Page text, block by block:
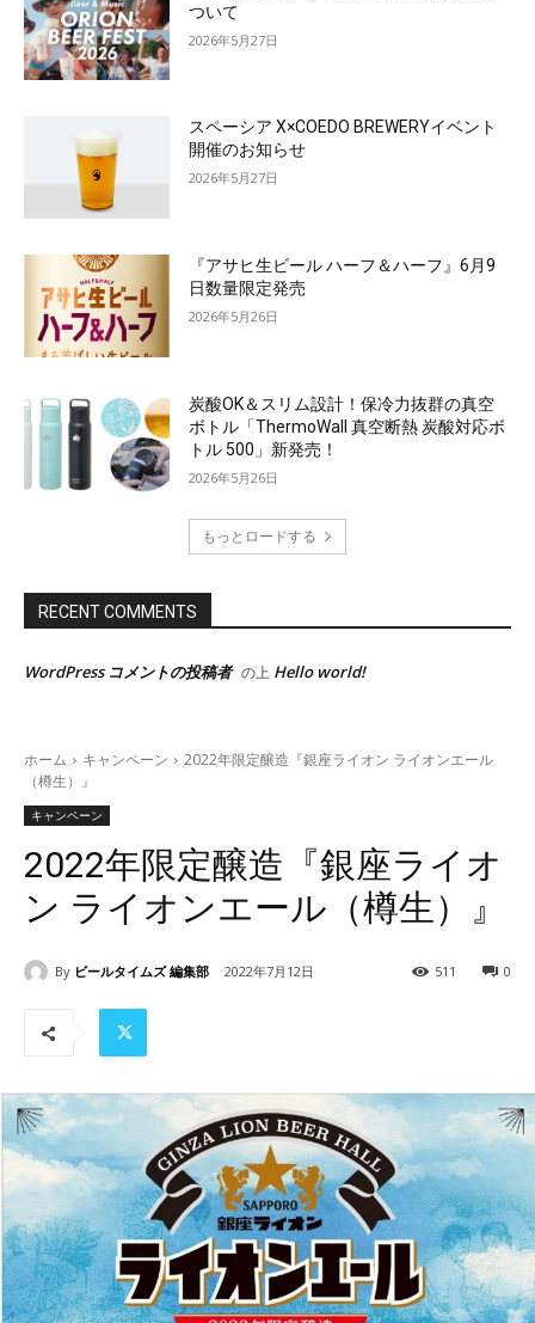
ついて
2026年5月27日
スペーシア X×COEDO BREWERYイベント
開催のお知らせ
2026年5月27日
『アサヒ生ビール ハーフ＆ハーフ』6月9
日数量限定発売
2026年5月26日
炭酸OK＆スリム設計！保冷力抜群の真空
ボトル「ThermoWall 真空断熱 炭酸対応ボ
トル 500」新発売！
2026年5月26日
もっとロードする
RECENT COMMENTS
WordPress コメントの投稿者 の上 Hello world!